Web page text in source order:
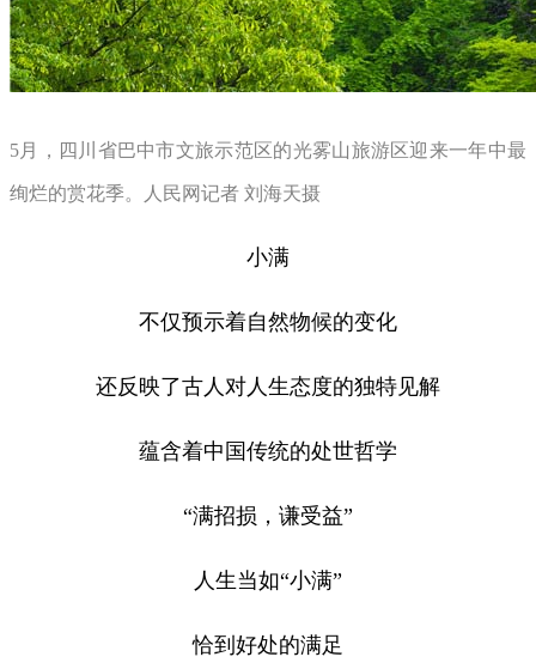
5月，四川省巴中市文旅示范区的光雾山旅游区迎来一年中最
绚烂的赏花季。人民网记者 刘海天摄
小满
不仅预示着自然物候的变化
还反映了古人对人生态度的独特见解
蕴含着中国传统的处世哲学
“满招损，谦受益”
人生当如“小满”
恰到好处的满足